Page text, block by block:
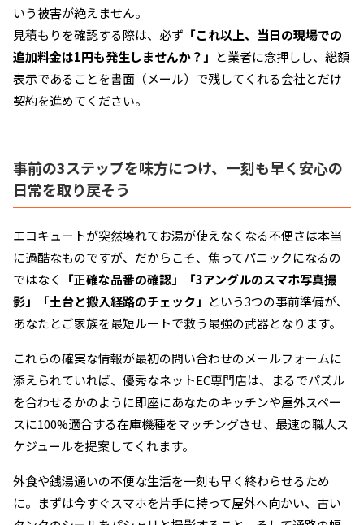
いう被害が絶えません。
見積もりを確認する際は、必ず 「これ以上、当日の現場での
追加料金は1円も発生しませんか？」 と業者に念押しし、総額
表示であることを書面（メール）で残してくれる会社とだけ
契約を進めてください。
事前の3ステップを味方につけ、一刻も早く安心の
日常を取り戻そう
エコキュートが突然壊れてお湯が使えなくなる不便さは本当
に過酷なものですが、だからこそ、焦ってパニックになるの
ではなく
「正確な品番の確認」「3アングルのスマホ写真撮
影」「土台と搬入経路のチェック」 という3つの事前準備が、
あなたとご家族を最短ルートで救う最強の武器となります。
これらの確実な情報が最初の問い合わせのメールフォームに
添えられていれば、優秀なネットEC専門店は、まるでパズル
を合わせるかのように即座にあなたのキッチンや屋外スペー
スに100%適合する在庫機種をマッチングさせ、最速の職人ス
ケジュールを提案してくれます。
外食や銭湯通いの不便な生活を一刻も早く終わらせるため
に。まずは今すぐスマホを片手に持って屋外へ向かい、古い